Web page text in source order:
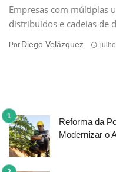
Empresas com múltiplas
distribuídos e cadeias de
Por Diego Velázquez
Reforma da
Modernizar o